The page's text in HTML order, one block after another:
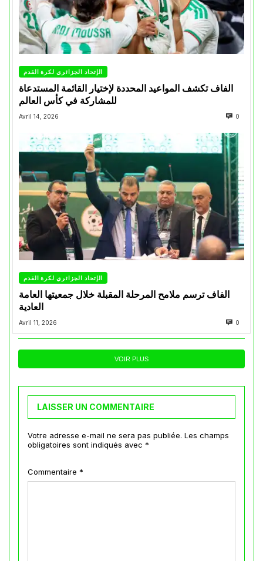
الإتحاد الجزائري لكرة القدم
الفاف تكشف المواعيد المحددة لإختيار القائمة المستدعاة
للمشاركة في كأس العالم
Avril 14, 2026 0
الإتحاد الجزائري لكرة القدم
الفاف ترسم ملامح المرحلة المقبلة خلال جمعيتها العامة
العادية
Avril 11, 2026 0
VOIR PLUS
LAISSER UN COMMENTAIRE
Votre adresse e-mail ne sera pas publiée. Les champs
obligatoires sont indiqués avec *
Commentaire *